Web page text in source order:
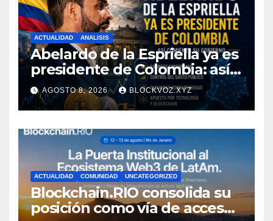
ACTUALIDAD ANALISIS
Abelardo de la Espriella ya es
presidente de Colombia: así
comienza su gobierno y qué
puede cambiar para la
economía y el sector cripto
AGOSTO 8, 2026 BLOCKVOZ.XYZ
ACTUALIDAD COMUNIDAD UNCATEGORIZED
Blockchain.RIO consolida su
posición como vía de acceso